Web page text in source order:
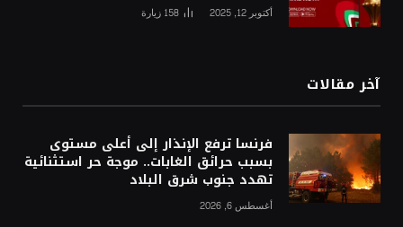
أكتوبر 12, 2025 158 زيارة
آخر مقالات
فرنسا ترفع الإنذار إلى أعلى مستوى
بسبب حرائق الغابات.. موجة حر استثنائية
تهدد جنوب شرق البلاد
أغسطس 6, 2026